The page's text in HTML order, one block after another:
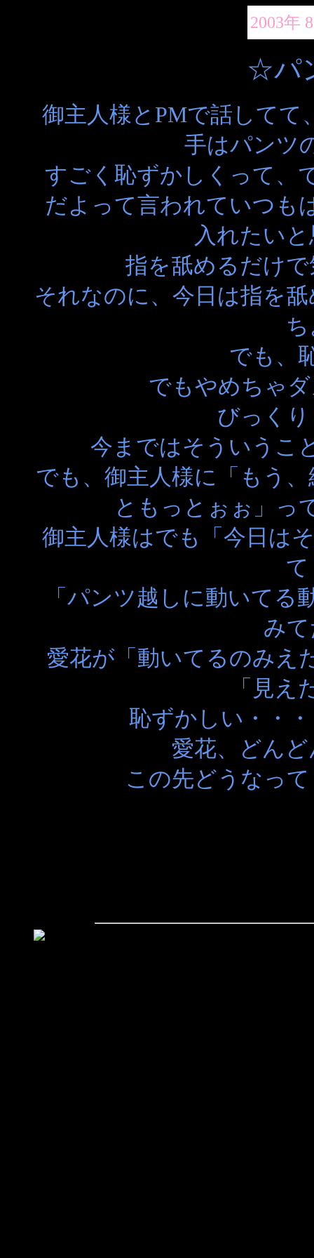
2003年
☆パ
御主人様とPMで話して
手はパンツ
すごく恥ずかしくって、
だよって言われていつも
入れたい
指を舐めるだけ
それなのに、今日は指を
でも、
でもやめちゃ
びっく
今まではそういうこ
でも、御主人様に「もう
ともっとぉぉ」っ
御主人様はでも「今日は
「パンツ越しに動いて
み
愛花が「動いてるのみえ
「見え
恥ずかしい・・
愛花、どん
この先どうなっ